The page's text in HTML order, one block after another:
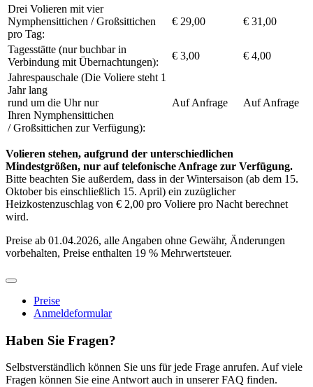
Drei Volieren mit vier
Nymphensittichen / Großsittichen
pro Tag:
€ 29,00 € 31,00
Tagesstätte (nur buchbar in
Verbindung mit Übernachtungen):
€ 3,00
€ 4,00
Jahrespauschale (Die Voliere steht 1
Jahr lang
rund um die Uhr nur
Ihren Nymphensittichen
/ Großsittichen zur Verfügung):
Auf Anfrage Auf Anfrage
Volieren stehen, aufgrund der unterschiedlichen
Mindestgrößen, nur auf telefonische Anfrage zur Verfügung.
Bitte beachten Sie außerdem, dass in der Wintersaison (ab dem 15.
Oktober bis einschließlich 15. April) ein zuzüglicher
Heizkostenzuschlag von € 2,00 pro Voliere pro Nacht berechnet
wird.
Preise ab 01.04.2026, alle Angaben ohne Gewähr, Änderungen
vorbehalten, Preise enthalten 19 % Mehrwertsteuer.
Preise
Anmeldeformular
Haben Sie Fragen?
Selbstverständlich können Sie uns für jede Frage anrufen. Auf viele
Fragen können Sie eine Antwort auch in unserer FAQ finden.